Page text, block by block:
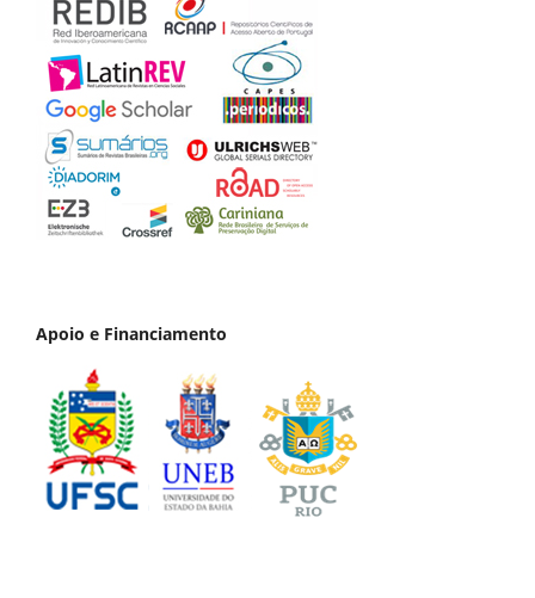
Apoio e Financiamento